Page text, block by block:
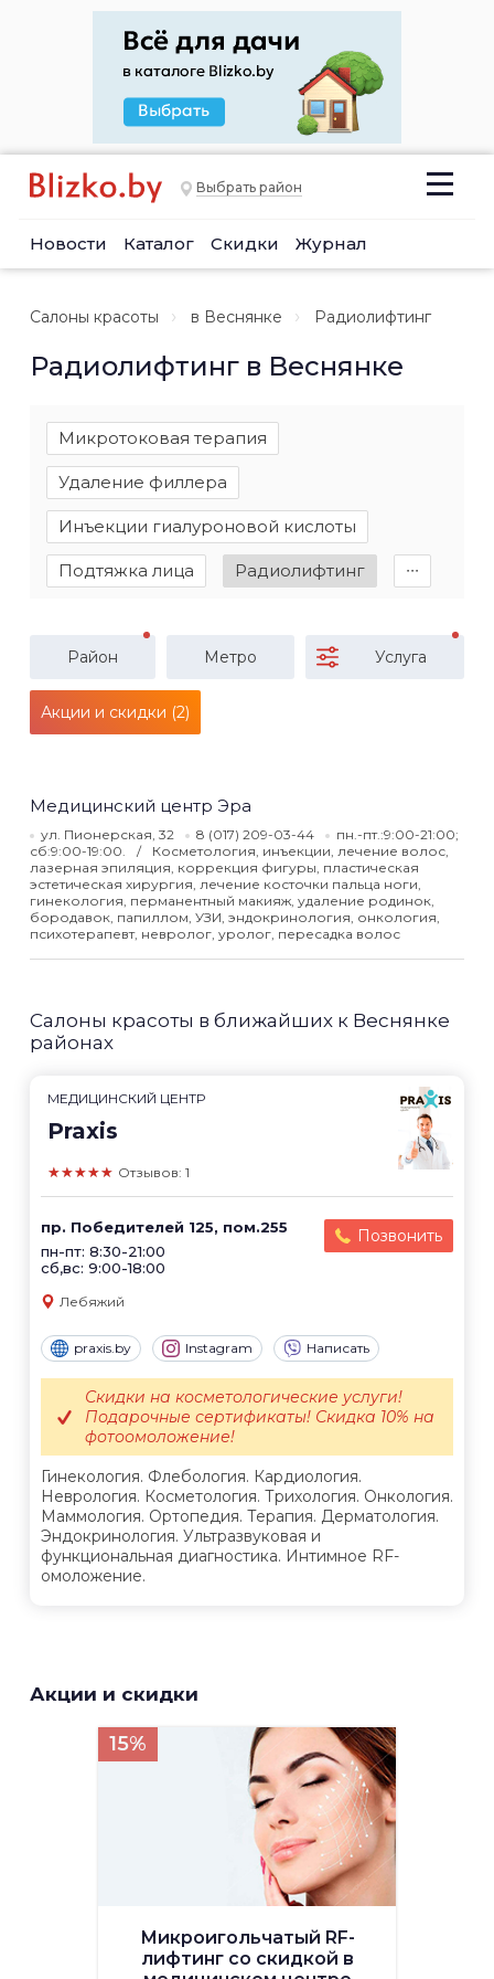
Выбрать район
Новости Каталог Скидки Журнал
Салоны красоты в Веснянке Радиолифтинг
Радиолифтинг в Веснянке
Микротоковая терапия
Удаление филлера
Инъекции гиалуроновой кислоты
Подтяжка лица Радиолифтинг ∙∙∙
Район Метро Услуга
Акции и скидки (2)
Медицинский центр Эра
ул. Пионерская, 32 8 (017) 209-03-44
пн.-пт.:9:00-21:00;
сб:9:00-19:00.
Косметология, инъекции, лечение волос,
лазерная эпиляция, коррекция фигуры, пластическая
эстетическая хирургия, лечение косточки пальца ноги,
гинекология, перманентный макияж, удаление родинок,
бородавок, папиллом, УЗИ, эндокринология, онкология,
психотерапевт, невролог, уролог, пересадка волос
Салоны красоты в ближайших к Веснянке
районах
МЕДИЦИНСКИЙ ЦЕНТР
Praxis
★★★★★ Отзывов: 1
пр. Победителей 125, пом.255
пн-пт: 8:30-21:00
сб,вс: 9:00-18:00
Позвонить
Лебяжий
praxis.by Instagram Написать
Гинекология. Флебология. Кардиология.
Неврология. Косметология. Трихология. Онкология.
Маммология. Ортопедия. Терапия. Дерматология.
Эндокринология. Ультразвуковая и
функциональная диагностика. Интимное RF-
омоложение.
Скидки на косметологические услуги!
Подарочные сертификаты! Скидка 10% на
фотоомоложение!
Акции и скидки
15%
Микроигольчатый RF-
лифтинг со скидкой в